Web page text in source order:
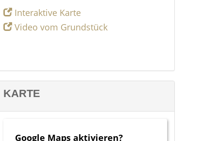
Interaktive Karte
Video vom Grundstück
KARTE
Google Maps aktivieren?